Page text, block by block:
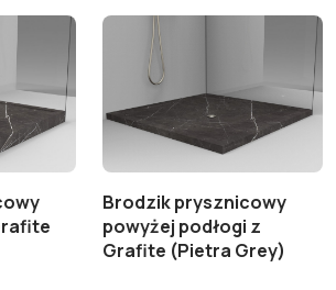
Brodzik prysznicowy
powyżej podłogi z
Grafite (Pietra Grey)